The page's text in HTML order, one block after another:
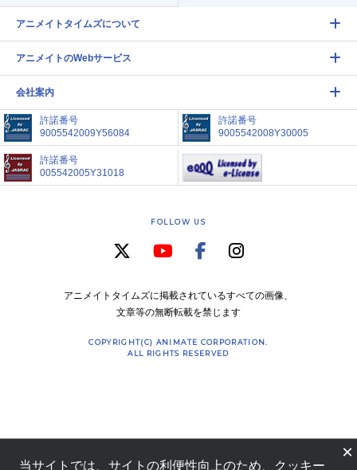
アニメイトタイムズについて
アニメイトのWebサービス
会社案内
許諾番号
9005542009Y56084
許諾番号
9005542008Y30005
許諾番号
005542005Y31018
FOLLOW US
アニメイトタイムズに掲載されているすべての画像、
文章等の無断転載を禁じます
COPYRIGHT(C) ANIMATE CORPORATION.
ALL RIGHTS RESERVED
×
当サイトでは、サイトの利便性向上のため、クッキー